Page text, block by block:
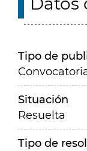
Tipo de
Situación
Resuelta
Tipo de